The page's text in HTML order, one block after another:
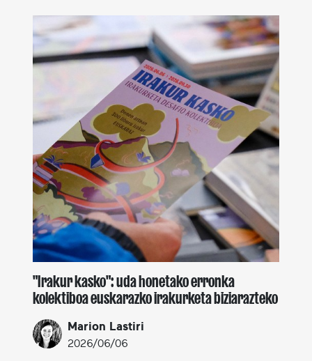
"Irakur kasko": uda honetako erronka
kolektiboa euskarazko irakurketa biziarazteko
Marion Lastiri
2026/06/06